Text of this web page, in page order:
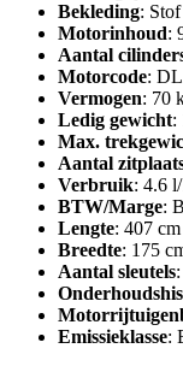
Bekleding: Stof
Motorinhoud:
Aantal
Motorcode:
Vermogen: 70
Ledig gewicht:
Max.
Aantal
Verbruik: 4.6
BTW/Marge:
Lengte: 407 cm
Breedte: 175
Aantal sleutels
Emissieklasse: